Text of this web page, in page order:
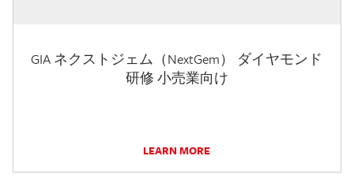
GIA ネクストジェム（NextGem） ダイヤモンド
研修 小売業向け
LEARN MORE